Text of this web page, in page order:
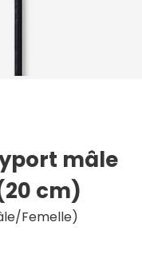
mâle
cm)
Femelle)